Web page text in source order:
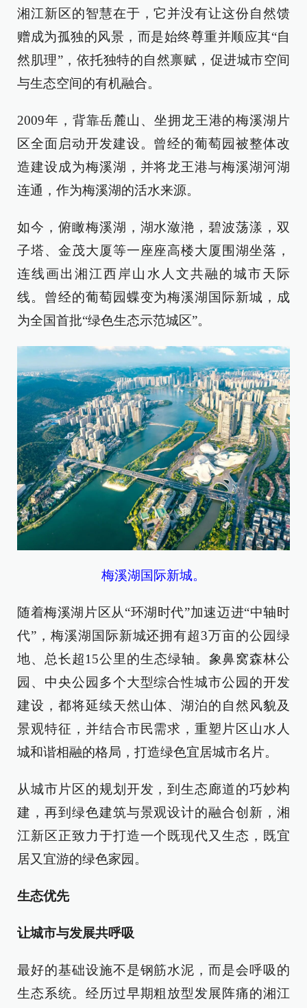
湘江新区的智慧在于，它并没有让这份自然馈
赠成为孤独的风景，而是始终尊重并顺应其“自
然肌理”，依托独特的自然禀赋，促进城市空间
与生态空间的有机融合。
2009年，背靠岳麓山、坐拥龙王港的梅溪湖片
区全面启动开发建设。曾经的葡萄园被整体改
造建设成为梅溪湖，并将龙王港与梅溪湖河湖
连通，作为梅溪湖的活水来源。
如今，俯瞰梅溪湖，湖水潋滟，碧波荡漾，双
子塔、金茂大厦等一座座高楼大厦围湖坐落，
连线画出湘江西岸山水人文共融的城市天际
线。曾经的葡萄园蝶变为梅溪湖国际新城，成
为全国首批“绿色生态示范城区”。
梅溪湖国际新城。
随着梅溪湖片区从“环湖时代”加速迈进“中轴时
代”，梅溪湖国际新城还拥有超3万亩的公园绿
地、总长超15公里的生态绿轴。象鼻窝森林公
园、中央公园多个大型综合性城市公园的开发
建设，都将延续天然山体、湖泊的自然风貌及
景观特征，并结合市民需求，重塑片区山水人
城和谐相融的格局，打造绿色宜居城市名片。
从城市片区的规划开发，到生态廊道的巧妙构
建，再到绿色建筑与景观设计的融合创新，湘
江新区正致力于打造一个既现代又生态，既宜
居又宜游的绿色家园。
生态优先
让城市与发展共呼吸
最好的基础设施不是钢筋水泥，而是会呼吸的
生态系统。经历过早期粗放型发展阵痛的湘江